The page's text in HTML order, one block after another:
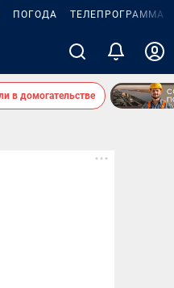
ПОГОДА ТЕЛЕПРОГРАММА
в домогательстве